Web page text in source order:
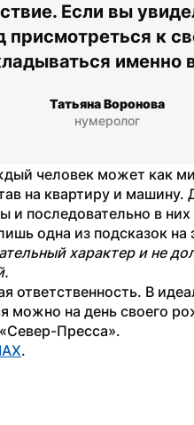
Если вы
присмотреться к
именно
Татьяна Воронова
нумеролог
человек может как
на квартиру и машину.
и последовательно в
одна из подсказок на
характер и не
ответственность. В
можно на день своего
«Север-Пресса».
.